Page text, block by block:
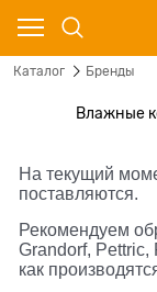
Каталог Бренды
Влажные
На текущий
поставляются.
Рекомендуем
Grandorf,
как